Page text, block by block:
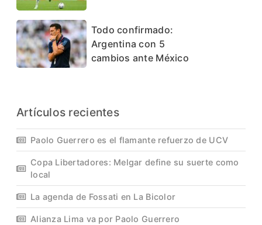
Todo confirmado:
Argentina con 5
cambios ante México
Artículos recientes
Paolo Guerrero es el flamante refuerzo de UCV
Copa Libertadores: Melgar define su suerte como
local
La agenda de Fossati en La Bicolor
Alianza Lima va por Paolo Guerrero